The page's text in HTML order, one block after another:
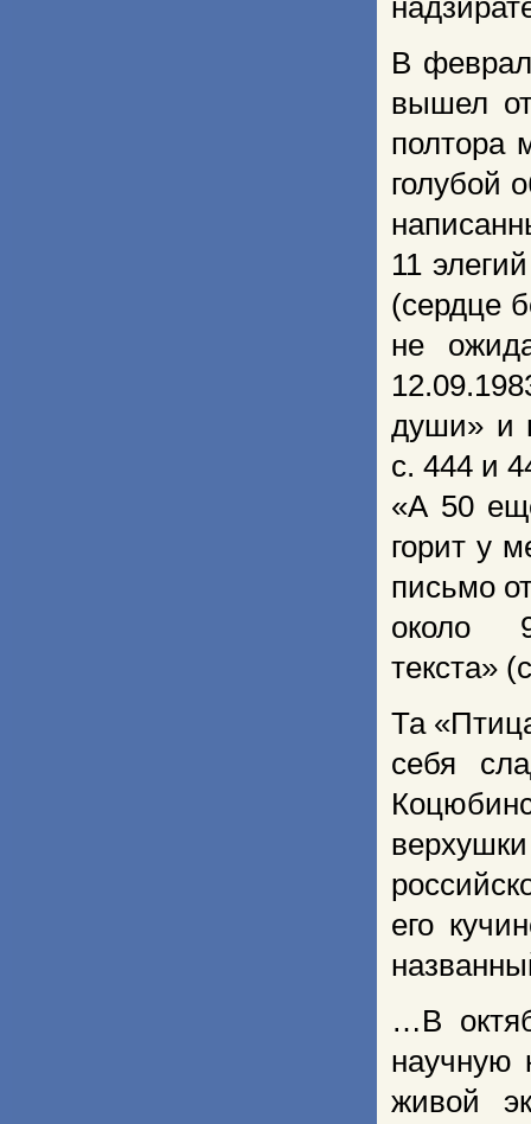
В
вышел
полтора
голубой
11
(сердце
не
души» и
с. 444 и
«А 50
горит у
письмо
около
текста»
Та
себя
его
…В
научную
живой